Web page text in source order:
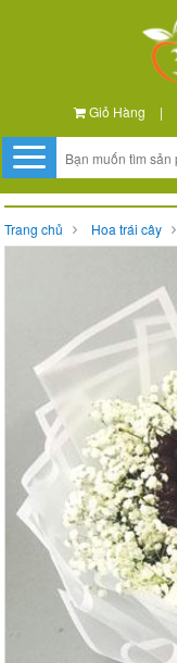
Giỏ Hàng |
Trang chủ Hoa trái cây